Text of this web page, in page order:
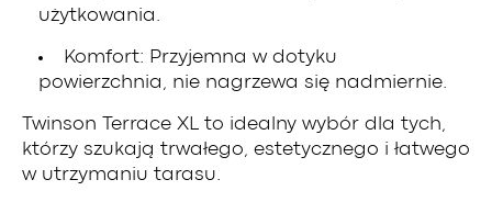
użytkowania.
Komfort: Przyjemna w dotyku
powierzchnia, nie nagrzewa się nadmiernie.
Twinson Terrace XL to idealny wybór dla tych,
którzy szukają trwałego, estetycznego i łatwego
w utrzymaniu tarasu.